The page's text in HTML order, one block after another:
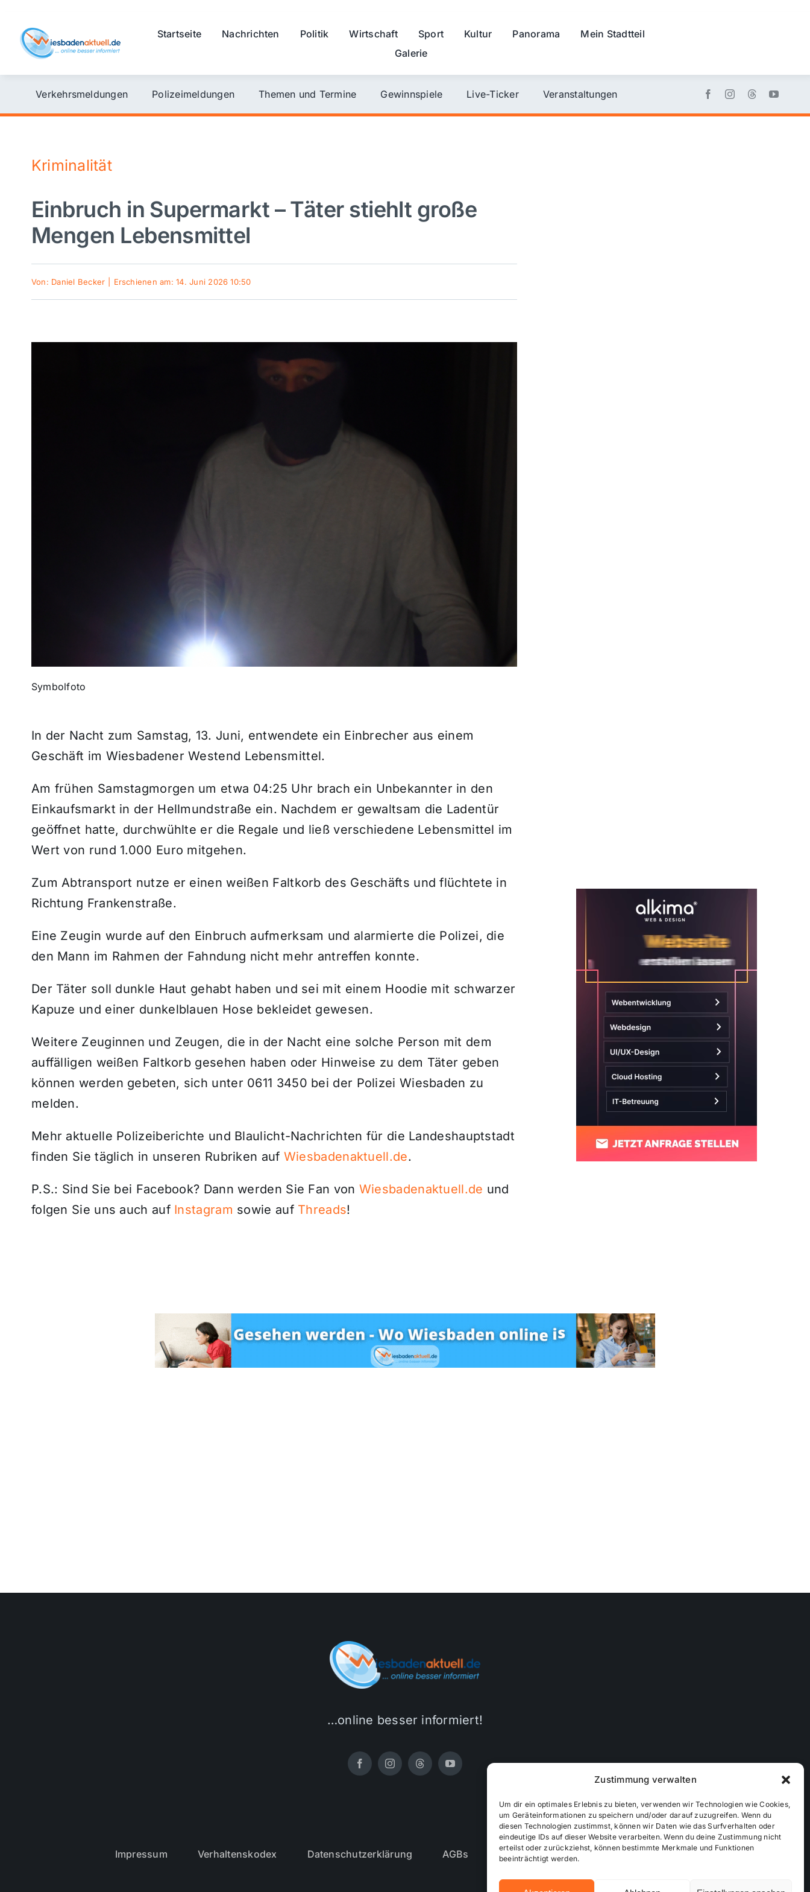
Zustimmung verwalten
Um dir ein optimales Erlebnis zu bieten, verwenden wir Technologien wie Cookies,
um Geräteinformationen zu speichern und/oder darauf zuzugreifen. Wenn du
diesen Technologien zustimmst, können wir Daten wie das Surfverhalten oder
eindeutige IDs auf dieser Website verarbeiten. Wenn du deine Zustimmung nicht
erteilst oder zurückziehst, können bestimmte Merkmale und Funktionen
beeinträchtigt werden.
content
Startseite Nachrichten Politik Wirtschaft Sport Kultur Panorama
Mein Stadtteil
Galerie
Verkehrsmeldungen Polizeimeldungen Themen und Termine Gewinnspiele Live-Ticker Veranstaltungen
Kriminalität
Einbruch in Supermarkt – Täter stiehlt große
Mengen Lebensmittel
Von: Daniel Becker Erschienen am: 14. Juni 2026 10:50
Symbolfoto
In der Nacht zum Samstag, 13. Juni, entwendete ein Einbrecher aus einem
Geschäft im Wiesbadener Westend Lebensmittel.
Am frühen Samstagmorgen um etwa 04:25 Uhr brach ein Unbekannter in den
Einkaufsmarkt in der Hellmundstraße ein. Nachdem er gewaltsam die Ladentür
geöffnet hatte, durchwühlte er die Regale und ließ verschiedene Lebensmittel im
Wert von rund 1.000 Euro mitgehen.
Zum Abtransport nutze er einen weißen Faltkorb des Geschäfts und flüchtete in
Richtung Frankenstraße.
Eine Zeugin wurde auf den Einbruch aufmerksam und alarmierte die Polizei, die
den Mann im Rahmen der Fahndung nicht mehr antreffen konnte.
Der Täter soll dunkle Haut gehabt haben und sei mit einem Hoodie mit schwarzer
Kapuze und einer dunkelblauen Hose bekleidet gewesen.
Weitere Zeuginnen und Zeugen, die in der Nacht eine solche Person mit dem
auffälligen weißen Faltkorb gesehen haben oder Hinweise zu dem Täter geben
können werden gebeten, sich unter 0611 3450 bei der Polizei Wiesbaden zu
melden.
Mehr aktuelle Polizeiberichte und Blaulicht-Nachrichten für die Landeshauptstadt
finden Sie täglich in unseren Rubriken auf Wiesbadenaktuell.de.
P.S.: Sind Sie bei Facebook? Dann werden Sie Fan von Wiesbadenaktuell.de und
folgen Sie uns auch auf Instagram sowie auf Threads!
…online besser informiert!
Impressum Verhaltenskodex Datenschutzerklärung AGBs Cookie-Richtlinie (EU) Mediendaten